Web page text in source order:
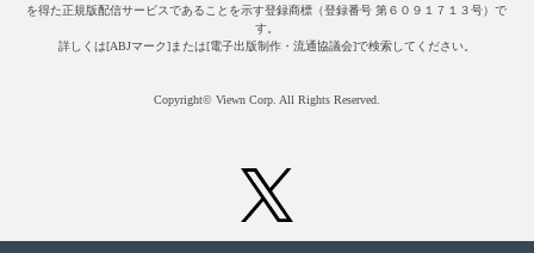
を得た正規版配信サービスであることを示す登録商標（登録番号 第６０９１７１３号）で
す。
詳しくは[ABJマーク]または[電子出版制作・流通協議会]で検索してください。
Copyright© Viewn Corp. All Rights Reserved.